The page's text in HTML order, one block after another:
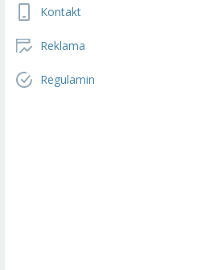
Kontakt
Reklama
Regulamin